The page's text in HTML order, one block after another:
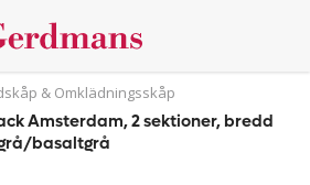
& Omklädningsskåp
Amsterdam, 2 sektioner, bredd
basaltgrå